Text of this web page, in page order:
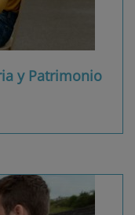
y Patrimonio